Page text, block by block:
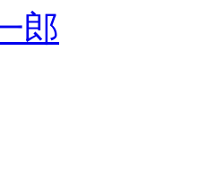
郎